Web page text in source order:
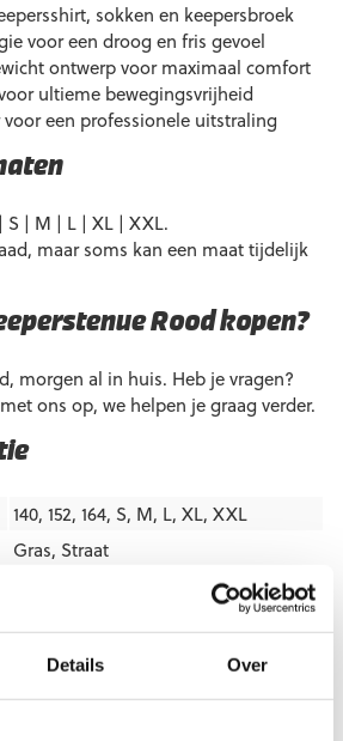
Details Over
140, 152, 164, S, M, L, XL, XXL
Gras, Straat
Jako
sokken en keepersbroek
voor een droog en fris gevoel
ontwerp voor maximaal comfort
ultieme bewegingsvrijheid
voor een professionele uitstraling
S | M | L | XL | XXL.
maar soms kan een maat tijdelijk
Rood kopen?
morgen al in huis. Heb je vragen?
ons op, we helpen je graag verder.